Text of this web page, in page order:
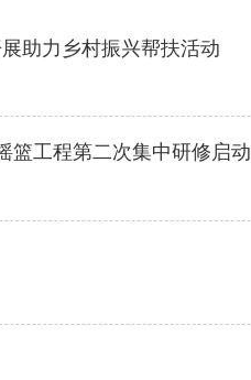
助力乡村振兴帮扶活动
工程第二次集中研修启动